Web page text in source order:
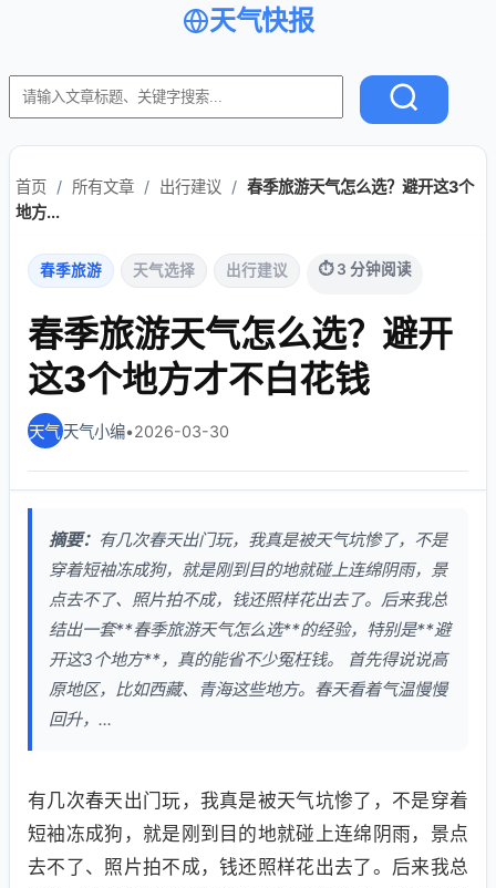
天气快报
首页 / 所有文章 / 出行建议 / 春季旅游天气怎么选？避开这3个
地方...
春季旅游 天气选择 出行建议 ⏱ 3 分钟阅读
春季旅游天气怎么选？避开
这3个地方才不白花钱
天气小编•2026-03-30
摘要： 有几次春天出门玩，我真是被天气坑惨了，不是
穿着短袖冻成狗，就是刚到目的地就碰上连绵阴雨，景
点去不了、照片拍不成，钱还照样花出去了。后来我总
结出一套**春季旅游天气怎么选**的经验，特别是**避
开这3个地方**，真的能省不少冤枉钱。 首先得说说高
原地区，比如西藏、青海这些地方。春天看着气温慢慢
回升，...
有几次春天出门玩，我真是被天气坑惨了，不是穿着
短袖冻成狗，就是刚到目的地就碰上连绵阴雨，景点
去不了、照片拍不成，钱还照样花出去了。后来我总